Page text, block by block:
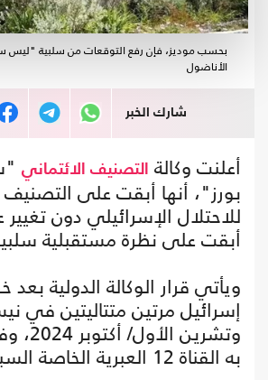
بحسب موديز، فإن رفع التوقعات من سلبية "ليس
الأناضول
شارك الخبر
أعلنت وكالة التصنيف الائتماني
بورز"، أنها أبقت على التصنيف
أبقت على نظرة مستقبلية
ويأتي قرار الوكالة الدولية
إسرائيل مرتين متتاليتين في
وتشرين
به القناة 12 العبرية الخاصة السبت.